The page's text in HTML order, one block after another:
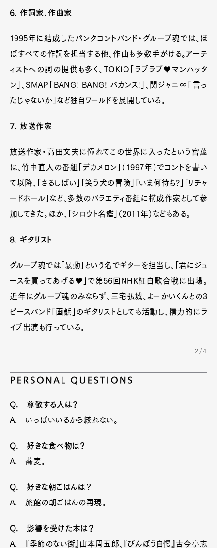
6. 作詞家、作曲家
1995年に結成したパンクコントバンド・グループ魂では、ほ
ぼすべての作詞を担当する他、作曲も多数手がける。アーテ
ィストへの詞の提供も多く、TOKIO「ラブラブ♥マンハッタ
ン」、SMAP「BANG! BANG! バカンス!」、関ジャニ∞「言っ
たじゃないか」など独自ワールドを展開している。
7. 放送作家
放送作家・高田文夫に憧れてこの世界に入ったという宮藤
は、竹中直人の番組「デカメロン」（1997年）でコントを書い
て以降、「さるしばい」「笑う犬の冒険」「いま何待ち?」「リチャ
ードホール」など、多数のバラエティ番組に構成作家として参
加してきた。ほか、「シロウト名鑑」（2011年）などもある。
8. ギタリスト
グループ魂では「暴動」という名でギターを担当し、「君にジュ
ースを買ってあげる♥」で第56回NHK紅白歌合戦に出場。
近年はグループ魂のみならず、三宅弘城、よーかいくんとの3
ピースバンド「画鋲」のギタリストとしても活動し、精力的にラ
イブ出演も行っている。
2/4
PERSONAL QUESTIONS
Q. 尊敬する人は？
A. いっぱいいるから絞れない。
Q. 好きな食べ物は？
A. 蕎麦。
Q. 好きな朝ごはんは？
A. 旅館の朝ごはんの再現。
Q. 影響を受けた本は？
A. 『季節のない街』山本周五郎、『びんぼう自慢』古今亭志